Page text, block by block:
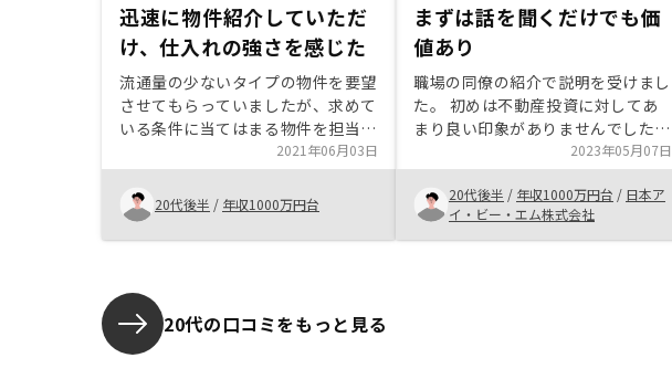
迅速に物件紹介していただ
け、仕入れの強さを感じた
流通量の少ないタイプの物件を要望
させてもらっていましたが、求めて
いる条件に当てはまる物件を担当営
業の方からスピーディーに紹介して
いただけた点が、良かったです。さ
すが中古マンションの取り扱い物件
数トップ。仕入れの強さも感じまし
た。他社にはあった銀行の優遇金利
った。会社が若いので仕方ないとも
思うが、大手ではあるので、銀行と
の関係性構築もさらに進むと、もっ
と売れると思います。
2021年06月03日
20代後半 / 年収1000万円台
まずは話を聞くだけでも価
値あり
職場の同僚の紹介で説明を受けまし
た。 初めは不動産投資に対してあ
まり良い印象がありませんでした。
しかし、担当者の下記点から「信頼
できる方だ」「不動産投資は自分に
とってメリットのあることだ」と思
ったため購入を決意しました。 ・
不動産投資初心者にも分かりやすい
2023年05月07日
20代後半 / 年収1000万円台 / 日本ア
イ・ビー・エム株式会社
20代の口コミをもっと見る